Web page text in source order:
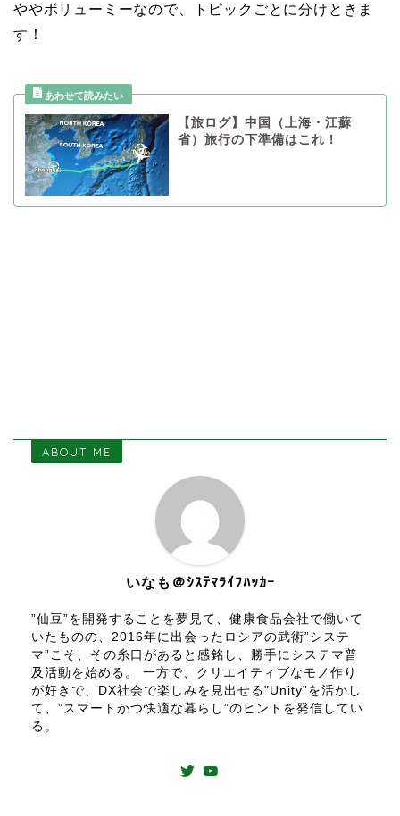
ややボリューミーなので、トピックごとに分けときま
す！
【旅ログ】中国（上海・江蘇
省）旅行の下準備はこれ！
ABOUT ME
いなも＠ｼｽﾃﾏﾗｲﾌﾊｯｶｰ
”仙豆”を開発することを夢見て、健康食品会社で働いて
いたものの、2016年に出会ったロシアの武術”システ
マ”こそ、その糸口があると感銘し、勝手にシステマ普
及活動を始める。 一方で、クリエイティブなモノ作り
が好きで、DX社会で楽しみを見出せる"Unity”を活かし
て、”スマートかつ快適な暮らし”のヒントを発信してい
る。